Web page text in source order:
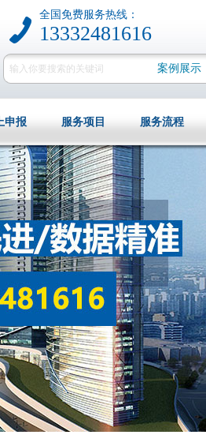
全国免费服务热线：
13332481616
案例展示
申报 服务项目 服务流程